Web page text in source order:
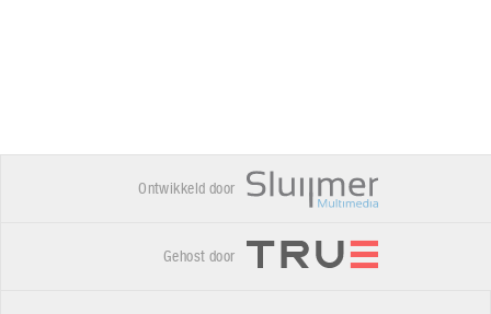
Ontwikkeld door
Gehost door